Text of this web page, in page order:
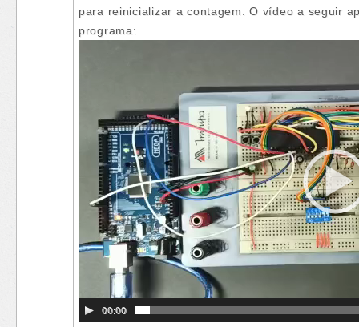
para reinicializar a contagem. O vídeo a seguir
programa:
00:00